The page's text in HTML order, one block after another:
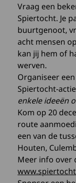
Vraag een
Spiertocht. Je
buurtgenoot,
acht mensen
kan jij hem of
werven.
Organiseer
Spiertocht-
enkele ideeën
Kom op 20
route
een van de
Houten,
Meer info over